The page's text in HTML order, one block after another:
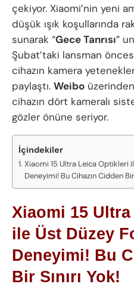
çekiyor. Xiaomi’nin yeni
düşük ışık koşullarında
sunarak “Gece Tanrısı”
Şubat’taki lansman
cihazın kamera
paylaştı. Weibo
cihazın dört kameralı
gözler önüne seriyor.
İçindekiler
Xiaomi 15 Ultra Leica Optikleri
Deneyimi! Bu Cihazın Cidden Bir
Xiaomi 15
ile Üst Düzey
Deneyimi! Bu
Bir Sınırı Yok!